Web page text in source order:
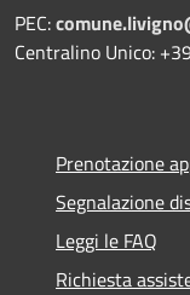
PEC:
Centralino Unico:
Prenotazione
Segnalazione
Leggi le FAQ
Richiesta